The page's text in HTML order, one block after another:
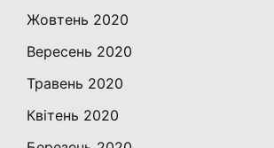
Жовтень 2020
Вересень 2020
Травень 2020
Квітень 2020